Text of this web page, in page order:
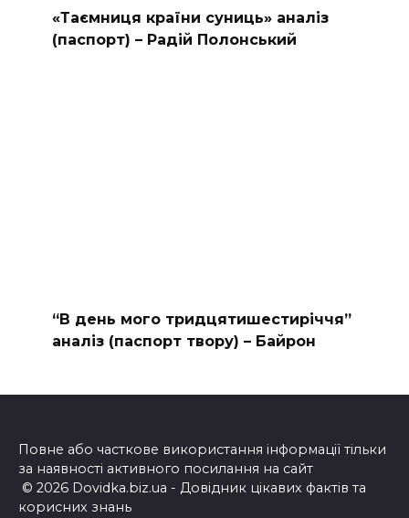
«Таємниця країни суниць» аналіз
(паспорт) – Радій Полонський
“В день мого тридцятишестиріччя”
аналіз (паспорт твору) – Байрон
Повне або часткове використання інформації тільки
за наявності активного посилання на сайт
© 2026 Dovidka.biz.ua - Довідник цікавих фактів та
корисних знань